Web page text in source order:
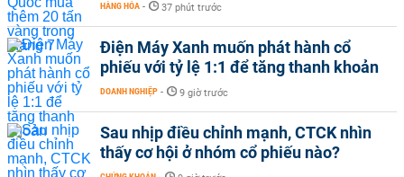
HÀNG HÓA - 37 phút trước
Điện Máy Xanh muốn phát hành cổ
phiếu với tỷ lệ 1:1 để tăng thanh khoản
DOANH NGHIỆP - 9 giờ trước
Sau nhịp điều chỉnh mạnh, CTCK nhìn
thấy cơ hội ở nhóm cổ phiếu nào?